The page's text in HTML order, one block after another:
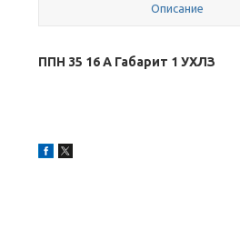
Описание
ППН 35 16 А Габарит 1 УХЛЗ